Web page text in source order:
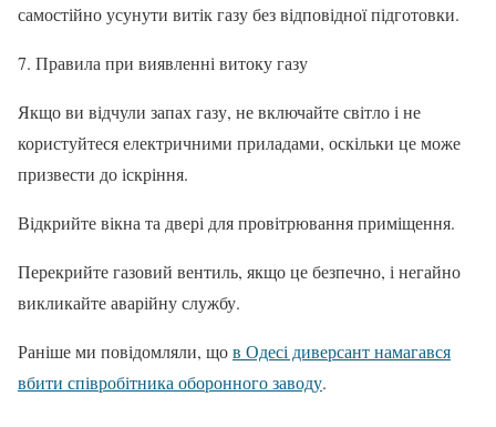
самостійно усунути витік газу без відповідної підготовки.
7. Правила при виявленні витоку газу
Якщо ви відчули запах газу, не включайте світло і не
користуйтеся електричними приладами, оскільки це може
призвести до іскріння.
Відкрийте вікна та двері для провітрювання приміщення.
Перекрийте газовий вентиль, якщо це безпечно, і негайно
викликайте аварійну службу.
Раніше ми повідомляли, щов Одесі диверсант намагався
вбити співробітника оборонного заводу.